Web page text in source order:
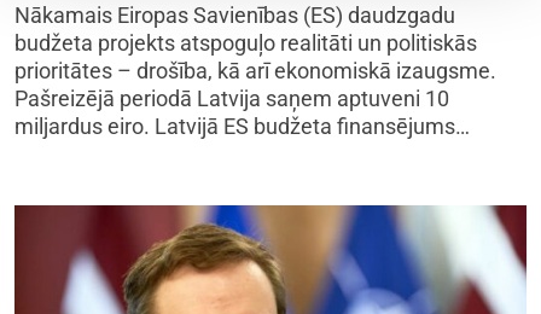
Nākamais Eiropas Savienības (ES) daudzgadu
budžeta projekts atspoguļo realitāti un politiskās
prioritātes – drošība, kā arī ekonomiskā izaugsme.
Pašreizējā periodā Latvija saņem aptuveni 10
miljardus eiro. Latvijā ES budžeta finansējums…